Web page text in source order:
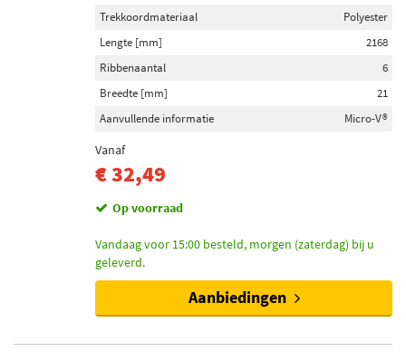
Trekkoordmateriaal
Polyester
Lengte [mm]
2168
Ribbenaantal
6
Breedte [mm]
21
Aanvullende informatie
Micro-V®
Vanaf
€ 32,49
Op voorraad
Vandaag voor 15:00 besteld, morgen (zaterdag) bij u
geleverd.
Aanbiedingen